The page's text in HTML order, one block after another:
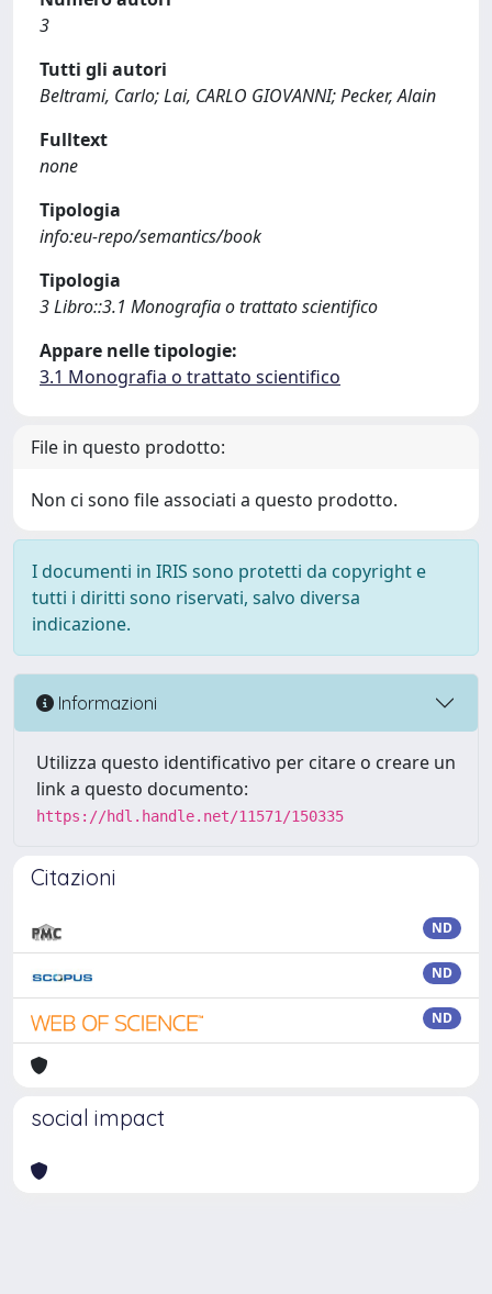
3
Tutti gli autori
Beltrami, Carlo; Lai, CARLO GIOVANNI; Pecker, Alain
Fulltext
none
Tipologia
info:eu-repo/semantics/book
Tipologia
3 Libro::3.1 Monografia o trattato scientifico
Appare nelle tipologie:
3.1 Monografia o trattato scientifico
File in questo prodotto:
Non ci sono file associati a questo prodotto.
I documenti in IRIS sono protetti da copyright e
tutti i diritti sono riservati, salvo diversa
indicazione.
Informazioni
Utilizza questo identificativo per citare o creare un
link a questo documento:
https://hdl.handle.net/11571/150335
Citazioni
ND
ND
ND
social impact